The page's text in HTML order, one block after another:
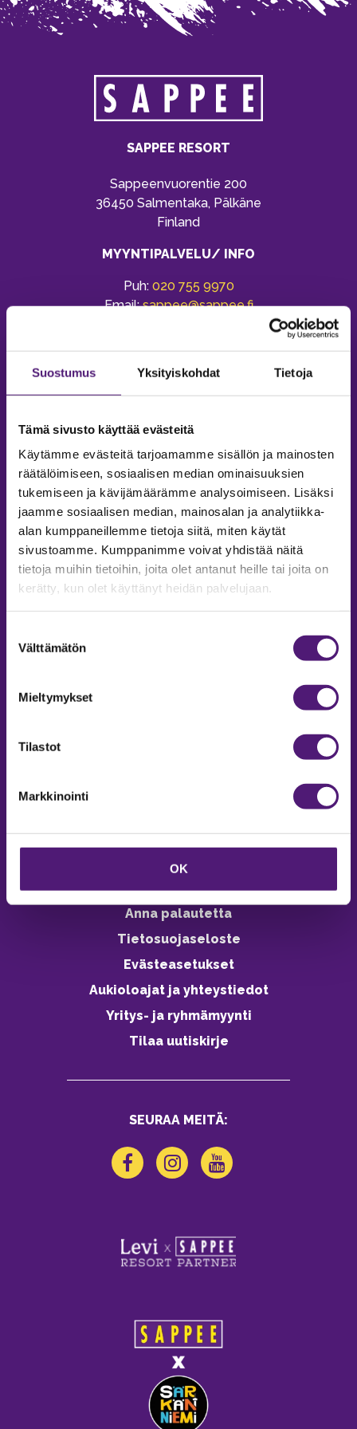
Suostumus Yksityiskohdat Tietoja
Tämä sivusto käyttää evästeitä
Käytämme evästeitä tarjoamamme sisällön ja mainosten
räätälöimiseen, sosiaalisen median ominaisuuksien
tukemiseen ja kävijämäärämme analysoimiseen. Lisäksi
jaamme sosiaalisen median, mainosalan ja analytiikka-
alan kumppaneillemme tietoja siitä, miten käytät
sivustoamme. Kumppanimme voivat yhdistää näitä
tietoja muihin tietoihin, joita olet antanut heille tai joita on
kerätty, kun olet käyttänyt heidän palvelujaan.
valinta
Välttämätön
Mieltymykset
Tilastot
Markkinointi
OK
SAPPEE RESORT
Sappeenvuorentie 200
36450 Salmentaka, Pälkäne
Finland
MYYNTIPALVELU/ INFO
Puh: 020 755 9970
Email:sappee@sappee.fi
MAJOITUS
Tiedustelut & Varaukset
Vastuullisuus
Ympäristöohjelma
Avoimet työpaikat
Anna palautetta
Tietosuojaseloste
Evästeasetukset
Aukioloajat ja yhteystiedot
Yritys- ja ryhmämyynti
Tilaa uutiskirje
SEURAA MEITÄ: